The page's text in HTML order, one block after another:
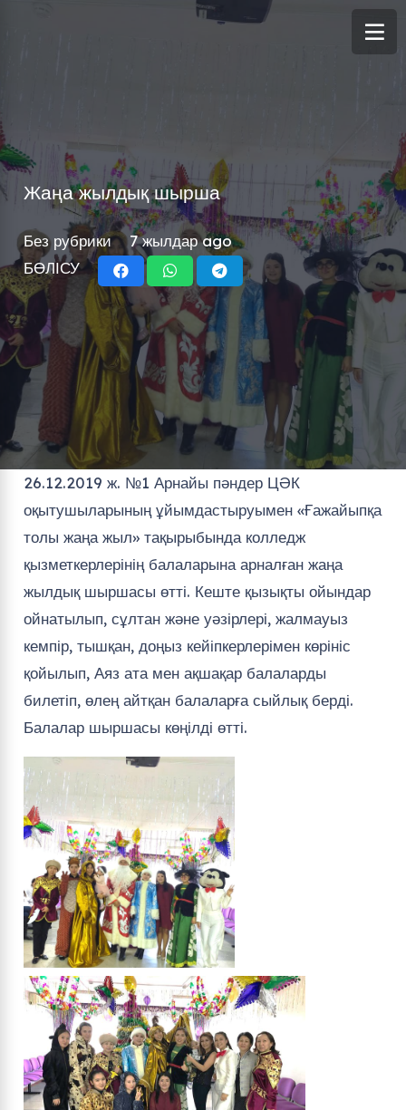
Жаңа жылдық шырша
Без рубрики
7 жылдар ago
БӨЛІСУ
26.12.2019 ж. №1 Арнайы пәндер ЦӘК
оқытушыларының ұйымдастыруымен «Ғажайыпқа
толы жаңа жыл» тақырыбында колледж
қызметкерлерінің балаларына арналған жаңа
жылдық шыршасы өтті. Кеште қызықты ойындар
ойнатылып, сұлтан және уәзірлері, жалмауыз
кемпір, тышқан, доңыз кейіпкерлерімен көрініс
қойылып, Аяз ата мен ақшақар балаларды
билетіп, өлең айтқан балаларға сыйлық берді.
Балалар шыршасы көңілді өтті.